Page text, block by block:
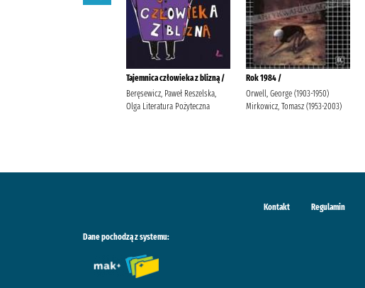
Tajemnica człowieka z blizną /
Beręsewicz, Paweł Reszelska,
Olga Literatura Pożyteczna
Rok 1984 /
Orwell, George (1903-1950)
Mirkowicz, Tomasz (1953-2003)
Kontakt Regulamin
Dane pochodzą z systemu: